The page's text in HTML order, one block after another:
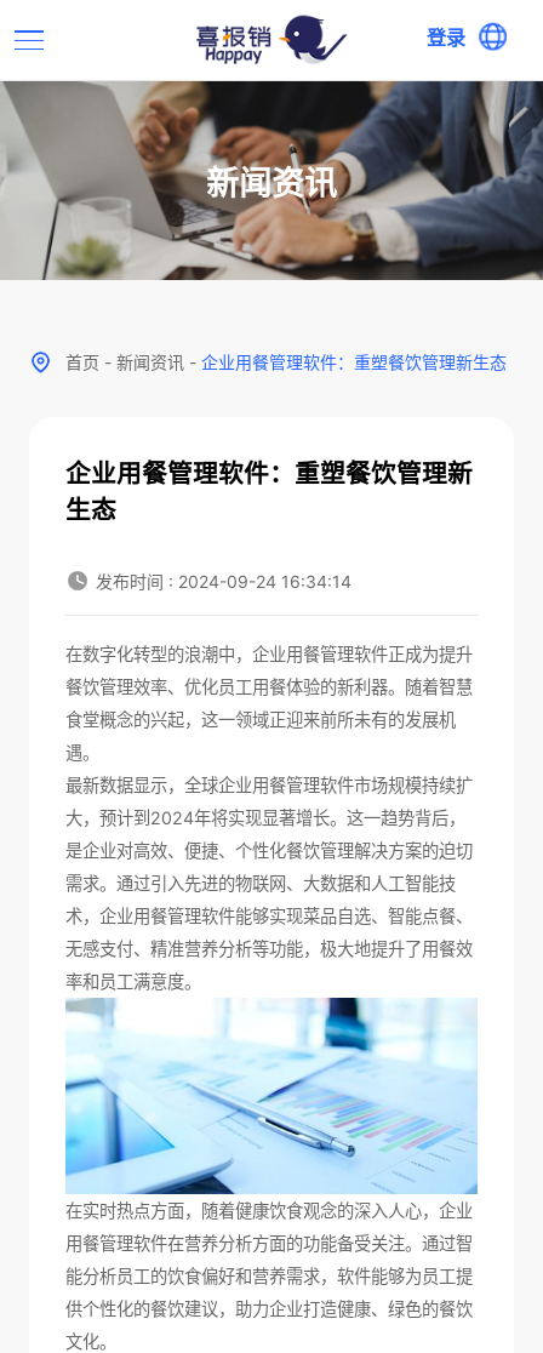
登录
新闻资讯
首页 - 新闻资讯 - 企业用餐管理软件：重塑餐饮管理新生态
企业用餐管理软件：重塑餐饮管理新
生态
发布时间 : 2024-09-24 16:34:14
在数字化转型的浪潮中， 企业用餐管理软件正成为提升
餐饮管理效率、优化员工用餐体验的新利器。随着智慧
食堂概念的兴起，这一领域正迎来前所未有的发展机
遇。
最新数据显示，全球企业用餐管理软件市场规模持续扩
大，预计到2024年将实现显著增长。这一趋势背后，
是企业对高效、便捷、个性化餐饮管理解决方案的迫切
需求。通过引入先进的物联网、大数据和人工智能技
术，企业用餐管理软件能够实现菜品自选、智能点餐、
无感支付、精准营养分析等功能，极大地提升了用餐效
率和员工满意度。
在实时热点方面，随着健康饮食观念的深入人心，企业
用餐管理软件在营养分析方面的功能备受关注。通过智
能分析员工的饮食偏好和营养需求，软件能够为员工提
供个性化的餐饮建议，助力企业打造健康、绿色的餐饮
文化。